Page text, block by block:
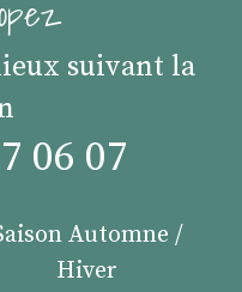
suivant la
06 07
Automne /
Hiver